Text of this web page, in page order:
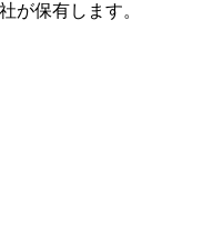
が保有します。